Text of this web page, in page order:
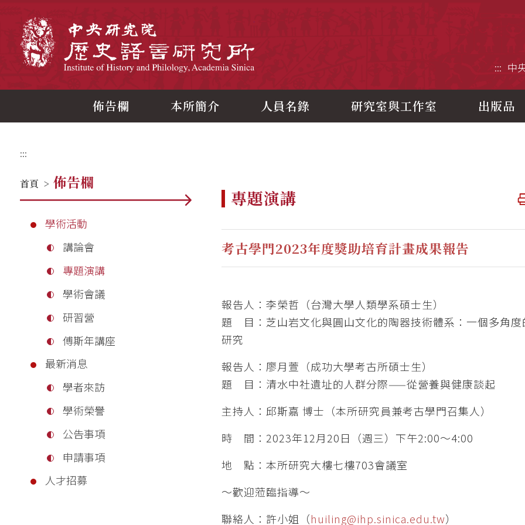
::: 中
佈告欄 本所簡介 人員名錄 研究室與工作室 出版品
:::
首頁 > 佈告欄
學術活動
講論會
專題演講
學術會議
研習營
傅斯年講座
最新消息
學者來訪
學術榮譽
公告事項
申請事項
人才招募
專題演講
考古學門2023年度獎助培育計畫成果報告
報告人：李榮哲（台灣大學人類學系碩士生）
題 目：芝山岩文化與圓山文化的陶器技術體系：一個多角度
研究
報告人：廖月萱（成功大學考古所碩士生）
題 目：清水中社遺址的人群分際——從營養與健康談起
主持人：邱斯嘉 博士（本所研究員兼考古學門召集人）
時 間：2023年12月20日（週三）下午2:00～4:00
地 點：本所研究大樓七樓703會議室
～歡迎蒞臨指導～
聯絡人：許小姐（huiling@ihp.sinica.edu.tw）